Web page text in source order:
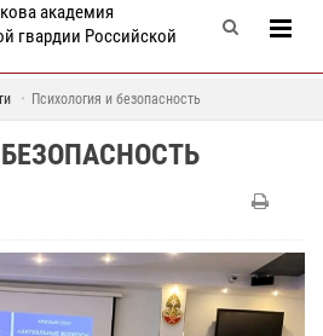
академия
гвардии Российской
Психология и безопасность